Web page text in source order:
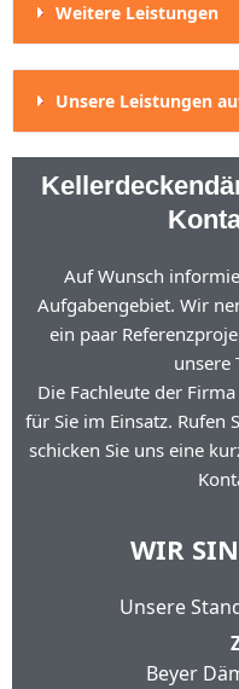
Weitere Leistungen
Unsere Leistungen
Auf Wunsch
Aufgabengebiet. Wir
ein paar
unsere
Die Fachleute der
für Sie im Einsatz. Rufen
schicken Sie uns eine
WIR
Unsere
Beyer